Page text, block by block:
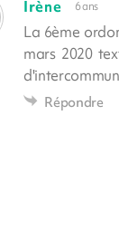
Irène 6 ans
La 6ème
mars 2020
Répondre